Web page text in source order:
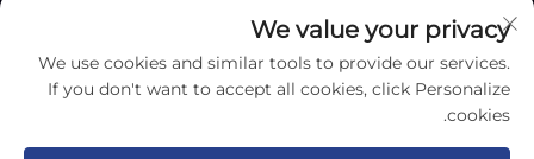
إرسال
We value your privacy
We use cookies and similar tools to provide our services.
If you don't want to accept all cookies, click Personalize
cookies.